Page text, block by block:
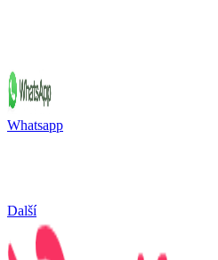
Whatsapp
Další